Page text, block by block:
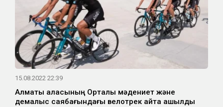
15.08.2022 22:39
Алматы қаласының Орталық мәдениет және
демалыс саябағындағы велотрек қайта ашылды